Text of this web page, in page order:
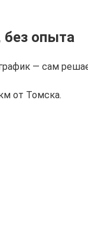
без опыта
— сам
от Томска.